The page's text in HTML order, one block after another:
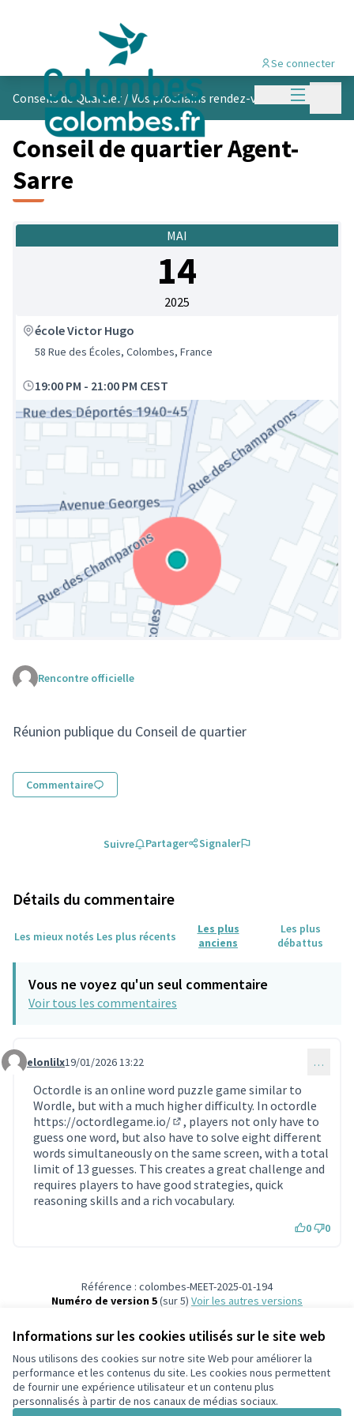
Informations sur les cookies utilisés sur le site web
Nous utilisons des cookies sur notre site Web pour améliorer la
performance et les contenus du site. Les cookies nous permettent
de fournir une expérience utilisateur et un contenu plus
personnalisés à partir de nos canaux de médias sociaux.
Menu
Se connecter
Conseils de Quartier /Vos prochains rendez-vous
Conseil de quartier Agent-
Sarre
MAI
14
2025
école Victor Hugo
58 Rue des Écoles, Colombes, France
19:00 PM - 21:00 PM CEST
(Lien externe)
Rencontre officielle
Réunion publique du Conseil de quartier
Commentaire
Suivre Partager Signaler
Détails du commentaire
Les mieux notés Les plus récents
Les plus
anciens
Les plus
débattus
Vous ne voyez qu'un seul commentaire
Voir tous les commentaires
Commentaire 2065
elonlilx19/01/2026 13:22 …
Octordle is an online word puzzle game similar to
Wordle, but with a much higher difficulty. In octordle
https://octordlegame.io/
(Lien externe)
, players not only have to
guess one word, but also have to solve eight different
words simultaneously on the same screen, with a total
limit of 13 guesses. This creates a great challenge and
requires players to have good strategies, quick
reasoning skills and a rich vocabulary.
0 0
Référence : colombes-MEET-2025-01-194
Numéro de version 5(sur 5)
voir les autres versions
Conditions d'utilisation
Paramètres des cookies
participons.colombes.fr sur Facebook